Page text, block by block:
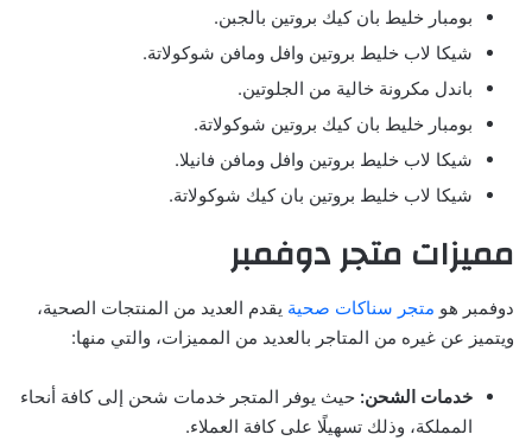
بومبار خليط بان كيك بروتين بالجبن.
شيكا لاب خليط بروتين وافل ومافن شوكولاتة.
باندل مكرونة خالية من الجلوتين.
بومبار خليط بان كيك بروتين شوكولاتة.
شيكا لاب خليط بروتين وافل ومافن فانيلا.
شيكا لاب خليط بروتين بان كيك شوكولاتة.
مميزات متجر دوفمبر
دوفمبر هو متجر سناكات صحية يقدم العديد من المنتجات الصحية،
ويتميز عن غيره من المتاجر بالعديد من المميزات، والتي منها:
خدمات الشحن: حيث يوفر المتجر خدمات شحن إلى كافة أنحاء
المملكة، وذلك تسهيلًا على كافة العملاء.